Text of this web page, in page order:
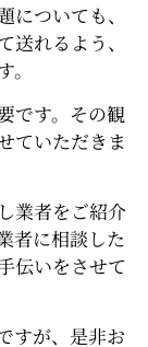
ついても、
れるよう、
です。その観
ていただきま
業者をご紹介
者に相談した
伝いをさせて
すが、是非お